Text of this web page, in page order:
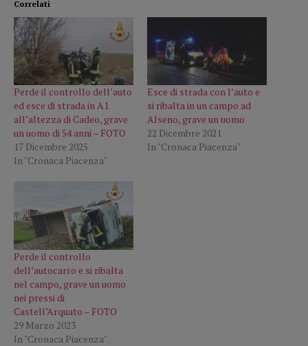
Correlati
Perde il controllo dell’auto
ed esce di strada in A1
all’altezza di Cadeo, grave
un uomo di 54 anni – FOTO
17 Dicembre 2025
In "Cronaca Piacenza"
Esce di strada con l’auto e
si ribalta in un campo ad
Alseno, grave un uomo
22 Dicembre 2021
In "Cronaca Piacenza"
Perde il controllo
dell’autocarro e si ribalta
nel campo, grave un uomo
nei pressi di
Castell’Arquato – FOTO
29 Marzo 2023
In "Cronaca Piacenza"